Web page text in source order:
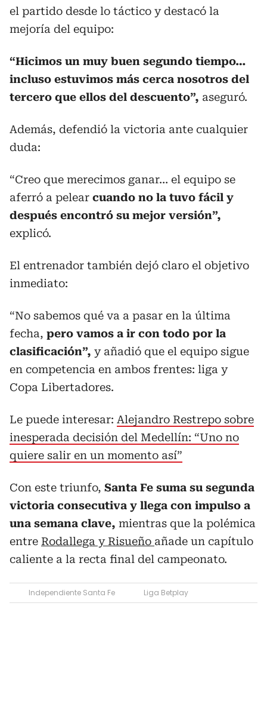
el partido desde lo táctico y destacó la
mejoría del equipo:
“Hicimos un muy buen segundo tiempo…
incluso estuvimos más cerca nosotros del
tercero que ellos del descuento”, aseguró.
Además, defendió la victoria ante cualquier
duda:
“Creo que merecimos ganar… el equipo se
aferró a pelear cuando no la tuvo fácil y
después encontró su mejor versión”,
explicó.
El entrenador también dejó claro el objetivo
inmediato:
“No sabemos qué va a pasar en la última
fecha, pero vamos a ir con todo por la
clasificación”, y añadió que el equipo sigue
en competencia en ambos frentes: liga y
Copa Libertadores.
Le puede interesar: Alejandro Restrepo sobre
inesperada decisión del Medellín: “Uno no
quiere salir en un momento así”
Con este triunfo, Santa Fe suma su segunda
victoria consecutiva y llega con impulso a
una semana clave, mientras que la polémica
entre Rodallega y Risueño añade un capítulo
caliente a la recta final del campeonato.
Independiente Santa Fe Liga Betplay